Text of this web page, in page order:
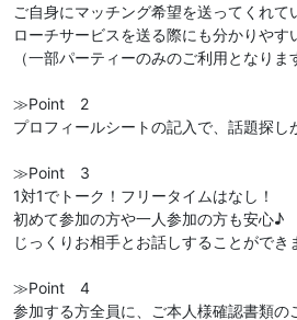
ご自身にマッチング希望を送ってくれ
ローチサービスを送る際にも分かりやす
（一部パーティーのみのご利用となりま
≫Point 2
プロフィールシートの記入で、話題探し
≫Point 3
1対1でトーク！フリータイムはなし！
初めて参加の方や一人参加の方も安心♪
じっくりお相手とお話しすることができ
≫Point 4
参加する方全員に、ご本人様確認書類の